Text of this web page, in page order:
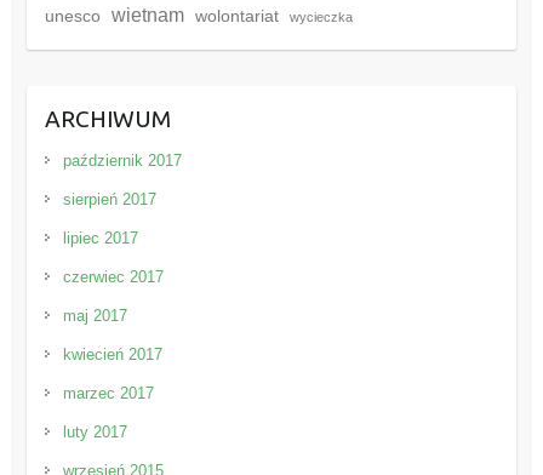
unesco wietnam wolontariat wycieczka
ARCHIWUM
październik 2017
sierpień 2017
lipiec 2017
czerwiec 2017
maj 2017
kwiecień 2017
marzec 2017
luty 2017
wrzesień 2015